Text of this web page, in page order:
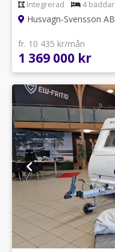
Integrerad 4 bäddar
Husvagn-Svensson AB
fr. 10 435 kr/mån
1 369 000 kr